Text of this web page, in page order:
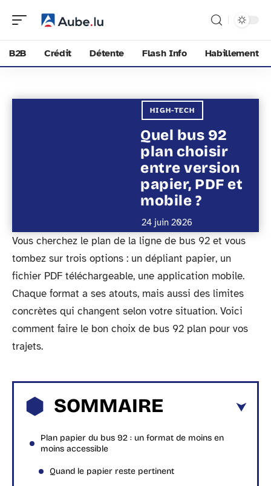
B2B Crédit Détente Flash Info Habillement
HIGH-TECH
Quel bus 92
plan choisir
entre version
papier, PDF et
mobile ?
24 juin 2026
Vous cherchez le plan de la ligne de bus 92 et vous
tombez sur trois options : un dépliant papier, un
fichier PDF téléchargeable, une application mobile.
Chaque format a ses atouts, mais aussi des limites
concrètes qui changent selon votre situation. Voici
comment faire le bon choix de bus 92 plan pour vos
trajets.
SOMMAIRE
Plan papier du bus 92 : un format de moins en
moins accessible
Quand le papier reste pertinent